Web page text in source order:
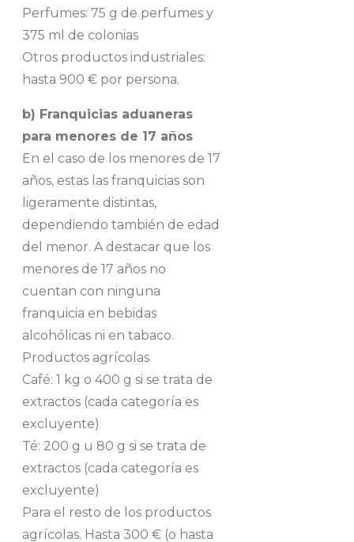
Perfumes: 75 g de perfumes y
375 ml de colonias
Otros productos industriales:
hasta 900 € por persona.
b) Franquicias aduaneras
para menores de 17 años
En el caso de los menores de 17
años, estas las franquicias son
ligeramente distintas,
dependiendo también de edad
del menor. A destacar que los
menores de 17 años no
cuentan con ninguna
franquicia en bebidas
alcohólicas ni en tabaco.
Productos agrícolas
Café: 1 kg o 400 g si se trata de
extractos (cada categoría es
excluyente)
Té: 200 g u 80 g si se trata de
extractos (cada categoría es
excluyente)
Para el resto de los productos
agrícolas. Hasta 300 € (o hasta